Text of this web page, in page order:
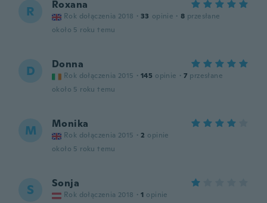
R Roxana
Rok dołączenia 2018 · 33 opinie · 8 przesłane
około 5 roku temu
D Donna
Rok dołączenia 2015 · 145 opinie · 7 przesłane
około 5 roku temu
M Monika
Rok dołączenia 2015 · 2 opinie
około 5 roku temu
S Sonja
Rok dołączenia 2018 · 1 opinie